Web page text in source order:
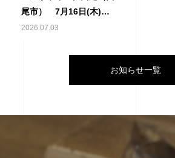
尾市） 7月16日(木)～7
月21日（火）
2026.07.03
お知らせ一覧